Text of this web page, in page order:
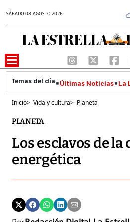
SÁBADO 08 AGOSTO 2026
Últimas Noticias La
Inicio> Vida y cultura> Planeta
PLANETA
Los esclavos de la
energética